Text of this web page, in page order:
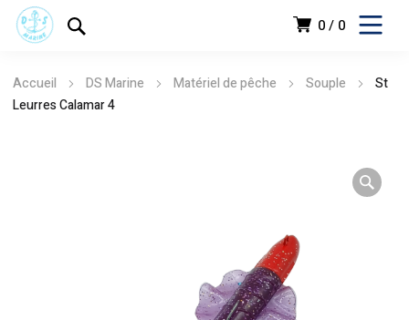
0 0
Accueil DS Marine Matériel de pêche Souple
St
Leurres Calamar 4